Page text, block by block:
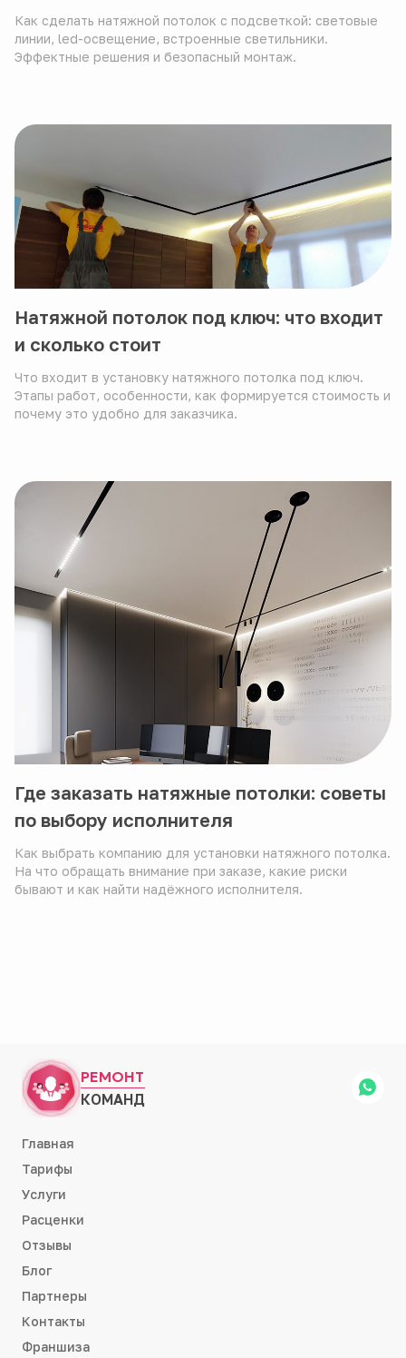
Как сделать натяжной потолок с подсветкой: световые
линии, led-освещение, встроенные светильники.
Эффектные решения и безопасный монтаж.
Натяжной потолок под ключ: что входит
и сколько стоит
Что входит в установку натяжного потолка под ключ.
Этапы работ, особенности, как формируется стоимость и
почему это удобно для заказчика.
Где заказать натяжные потолки: советы
по выбору исполнителя
Как выбрать компанию для установки натяжного потолка.
На что обращать внимание при заказе, какие риски
бывают и как найти надёжного исполнителя.
РЕМОНТ
КОМАНД
Главная
Тарифы
Услуги
Расценки
Отзывы
Блог
Партнеры
Контакты
Франшиза